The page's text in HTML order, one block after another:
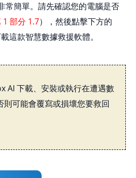
常簡單。請先確認您的電腦是否
1 部分 1.7），然後點擊下方的
這款智慧數據救援軟體。
AI 下載、安裝或執行在遭遇數
則可能會覆寫或損壞您要救回